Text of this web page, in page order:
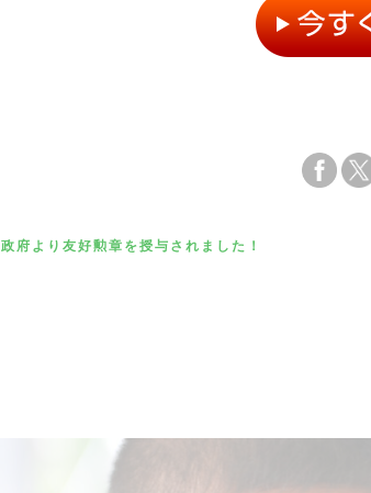
府より友好勲章を授与されました！